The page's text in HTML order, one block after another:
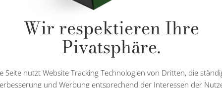
Wir respektieren Ihre
Pivatsphäre.
Seite nutzt Website Tracking Technologien von Dritten, die
und Werbung entsprechend der Interessen der